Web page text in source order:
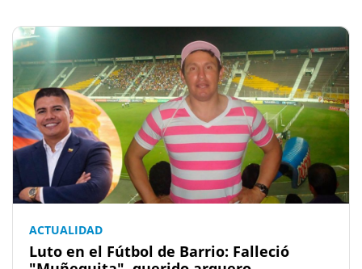
ACTUALIDAD
Luto en el Fútbol de Barrio: Falleció